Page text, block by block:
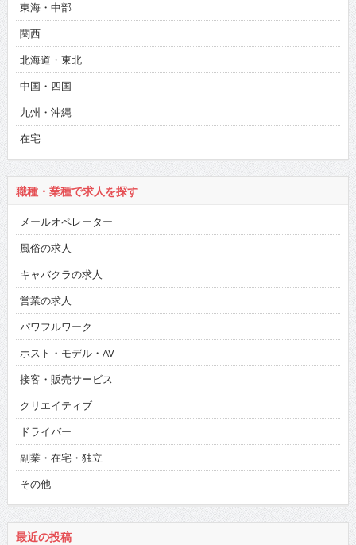
東海・中部
関西
北海道・東北
中国・四国
九州・沖縄
在宅
職種・業種で求人を探す
メールオペレーター
風俗の求人
キャバクラの求人
営業の求人
パワフルワーク
ホスト・モデル・AV
接客・販売サービス
クリエイティブ
ドライバー
副業・在宅・独立
その他
最近の投稿